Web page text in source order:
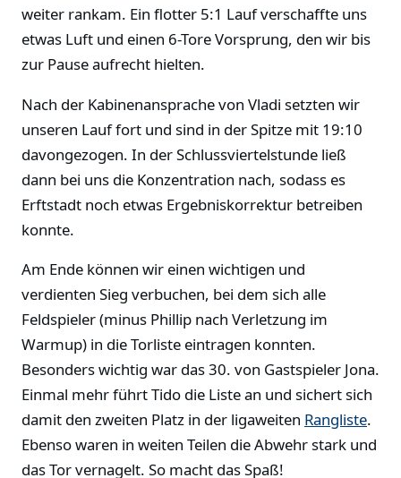
weiter rankam. Ein flotter 5:1 Lauf verschaffte uns
etwas Luft und einen 6-Tore Vorsprung, den wir bis
zur Pause aufrecht hielten.
Nach der Kabinenansprache von Vladi setzten wir
unseren Lauf fort und sind in der Spitze mit 19:10
davongezogen. In der Schlussviertelstunde ließ
dann bei uns die Konzentration nach, sodass es
Erftstadt noch etwas Ergebniskorrektur betreiben
konnte.
Am Ende können wir einen wichtigen und
verdienten Sieg verbuchen, bei dem sich alle
Feldspieler (minus Phillip nach Verletzung im
Warmup) in die Torliste eintragen konnten.
Besonders wichtig war das 30. von Gastspieler Jona.
Einmal mehr führt Tido die Liste an und sichert sich
damit den zweiten Platz in der ligaweiten Rangliste.
Ebenso waren in weiten Teilen die Abwehr stark und
das Tor vernagelt. So macht das Spaß!